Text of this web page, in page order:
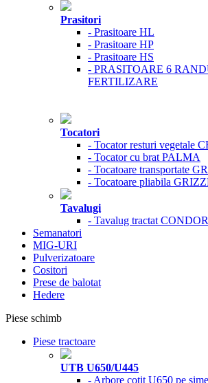
Prasitori
- Prasitoare HL
- Prasitoare HP
- Prasitoare HS
- PRASITOARE 6
FERTILIZARE
Tocatori
- Tocator resturi vegetale
- Tocator cu brat PALMA
- Tocatoare transportate
- Tocatoare pliabila
Tavalugi
- Tavalug tractat CONDOR
Semanatori
MIG-URI
Pulverizatoare
Cositori
Prese de balotat
Hedere
Piese schimb
Piese tractoare
UTB U650/U445
- Arbore cotit U650 pe